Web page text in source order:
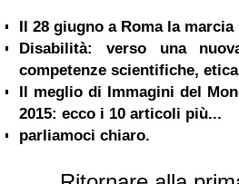
Il 28 giugno a Roma la
Disabilità: verso una
competenze scientifiche,
Il meglio di Immagini del
2015: ecco i 10 articoli più...
parliamoci chiaro.